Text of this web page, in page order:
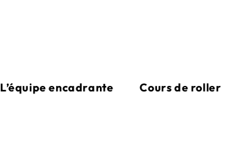
L’équipe encadrante Cours de roller